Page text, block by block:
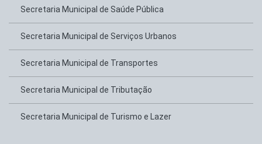
Secretaria Municipal de Saúde Pública
Secretaria Municipal de Serviços Urbanos
Secretaria Municipal de Transportes
Secretaria Municipal de Tributação
Secretaria Municipal de Turismo e Lazer